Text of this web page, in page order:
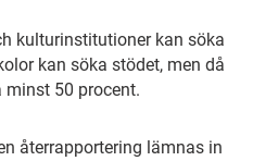
kulturinstitutioner kan söka
kan söka stödet, men då
minst 50 procent.
återrapportering lämnas in